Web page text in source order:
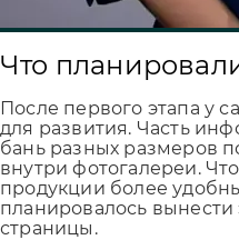
Что
После первого этапа у
для развития. Часть
бань разных размеров
внутри фотогалереи.
продукции более
планировалось
страницы.